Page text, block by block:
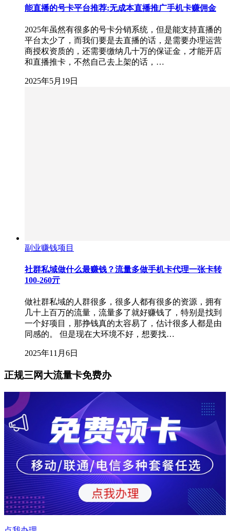
能直播的号卡平台推荐:无成本直播推广手机卡赚佣金
2025年虽然有很多的号卡分销系统，但是能支持直播的
平台太少了，而我们要是去直播的话，是需要办理运营
商授权资质的，还需要缴纳几十万的保证金，才能开店
和直播推卡，不然自己去上架的话，…
2025年5月19日
副业赚钱项目
社群私域做什么最赚钱？流量多做手机卡代理一张卡转
100-260亓
做社群私域的人群很多，很多人都有很多的资源，拥有
几十上百万的流量，流量多了就好赚钱了，特别是找到
一个好项目，那挣钱真的太容易了，估计很多人都是由
同感的。 但是现在大环境不好，想要找…
2025年11月6日
正规三网大流量卡免费办